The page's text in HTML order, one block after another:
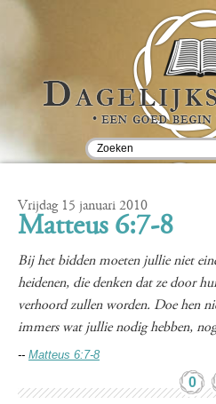
Vrijdag 15 januari 2010
Matteus 6:7-8
Bij het bidden moeten jullie niet
heidenen, die denken dat ze door
verhoord zullen worden. Doe hen
immers wat jullie nodig hebben,
-- Matteus 6:7-8
0